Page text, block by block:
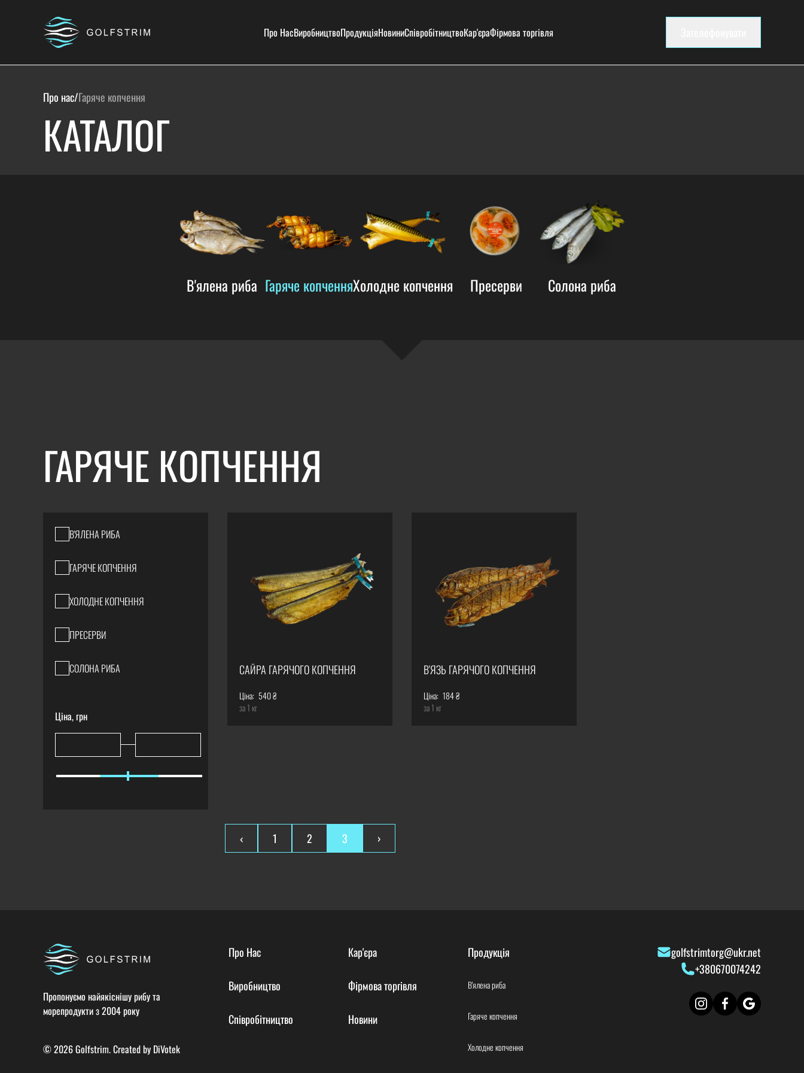
Про НасВиробництвоПродукціяНовиниСпівробітництвоКар'єраФірмова торгівля
Про нас/Гаряче копчення
КАТАЛОГ
В'ялена риба Гаряче копченняХолодне копчення Пресерви Солона риба
ГАРЯЧЕ КОПЧЕННЯ
В'ЯЛЕНА РИБА
ГАРЯЧЕ КОПЧЕННЯ
ХОЛОДНЕ КОПЧЕННЯ
ПРЕСЕРВИ
СОЛОНА РИБА
Ціна, грн
САЙРА ГАРЯЧОГО КОПЧЕННЯ
Ціна: 540 ₴
за 1 кг
В'ЯЗЬ ГАРЯЧОГО КОПЧЕННЯ
Ціна: 184 ₴
за 1 кг
‹ 1 2 3 ›
Пропонуємо найякіснішу рибу та
морепродукти з 2004 року
© 2026 Golfstrim. Created by DiVotek
Про Нас
Виробництво
Співробітництво
Кар'єра
Фірмова торгівля
Новини
Продукція
В'ялена риба
Гаряче копчення
Холодне копчення
golfstrimtorg@ukr.net
+380670074242